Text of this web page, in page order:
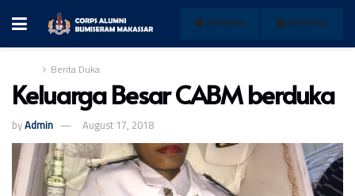
MEMBER REGISTER
Berita Duka
Keluarga Besar CABM berduka
byAdmin August 17, 2018